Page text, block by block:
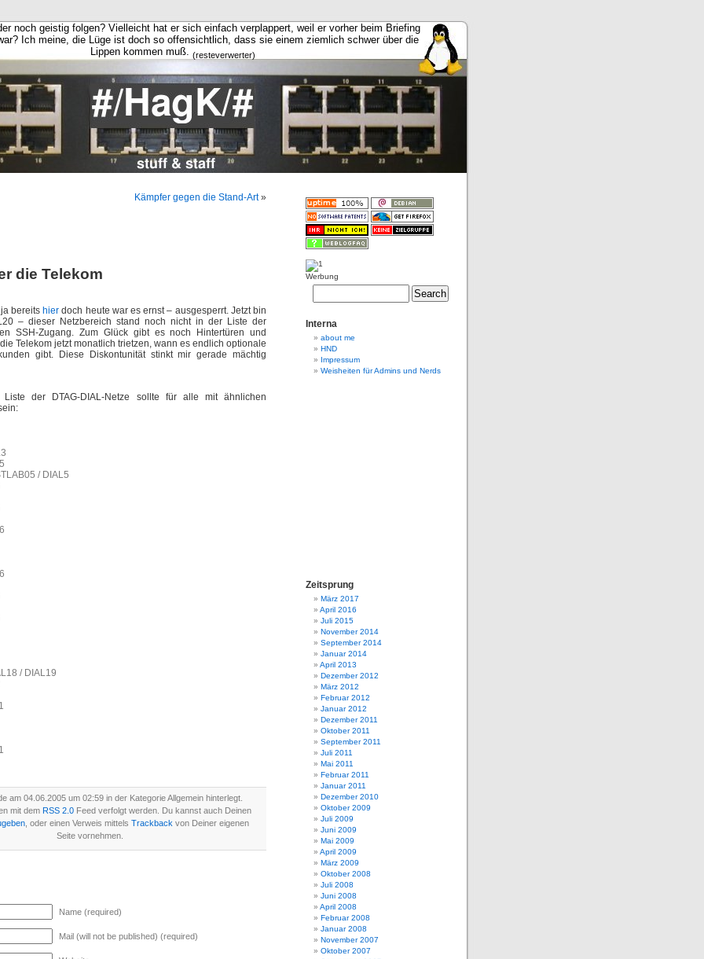
noch geistig folgen? Vielleicht hat er sich einfach verplappert, weil er vorher beim Briefing
Ich meine, die Lüge ist doch so offensichtlich, dass sie einem ziemlich schwer über die
Lippen kommen muß. (resteverwerter)
Kämpfer gegen die Stand-Art»
die Telekom
bereits hier doch heute war es ernst – ausgesperrt. Jetzt bin
– dieser Netzbereich stand noch nicht in der Liste der
SSH-Zugang. Zum Glück gibt es noch Hintertüren und
Telekom jetzt monatlich trietzen, wann es endlich optionale
gibt. Diese Diskontunität stinkt mir gerade mächtig
Liste der DTAG-DIAL-Netze sollte für alle mit ähnlichen
/ DIAL5
/ DIAL19
am 04.06.2005 um 02:59 in der Kategorie Allgemein hinterlegt.
mit dem RSS 2.0Feed verfolgt werden. Du kannst auch Deinen
, oder einen Verweis mittels Trackback von Deiner eigenen
Seite vornehmen.
Name (required)
Mail (will not be published) (required)
Werbung
Interna
about me
HND
Impressum
Weisheiten für Admins und Nerds
Zeitsprung
März 2017
April 2016
Juli 2015
November 2014
September 2014
Januar 2014
April 2013
Dezember 2012
März 2012
Februar 2012
Januar 2012
Dezember 2011
Oktober 2011
September 2011
Juli 2011
Mai 2011
Februar 2011
Januar 2011
Dezember 2010
Oktober 2009
Juli 2009
Juni 2009
Mai 2009
April 2009
März 2009
Oktober 2008
Juli 2008
Juni 2008
April 2008
Februar 2008
Januar 2008
November 2007
Oktober 2007